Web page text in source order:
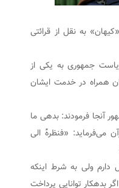
به نقل از قرائتی
جمهوری به یکی از
همراه در خدمت ایشان
آنجا فرمودند: بدهی ما
می‌فرماید: «فنظرهًْ الی
دارم ولی به شرط اینکه
بدهکار توانایی پرداخت